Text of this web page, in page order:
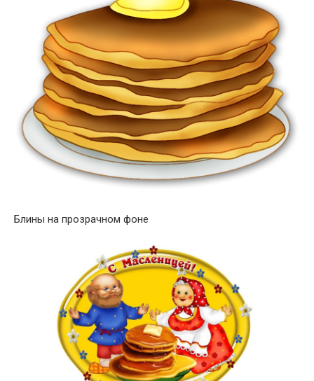
Блины на прозрачном фоне